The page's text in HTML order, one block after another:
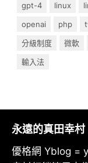
gpt-4
linux
openai
php
分級制度
微軟
輸入法
永遠的真田幸村
優格網 Yblog =